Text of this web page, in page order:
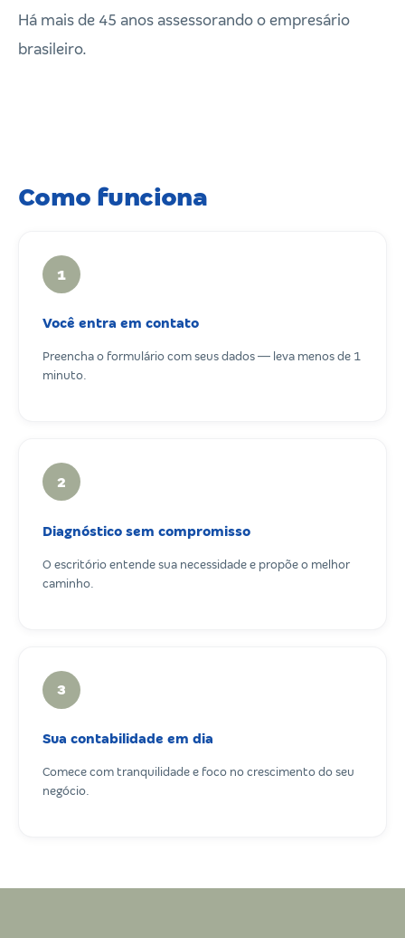
Há mais de 45 anos assessorando o empresário
brasileiro.
Como funciona
1
Você entra em contato
Preencha o formulário com seus dados — leva menos de 1
minuto.
2
Diagnóstico sem compromisso
O escritório entende sua necessidade e propõe o melhor
caminho.
3
Sua contabilidade em dia
Comece com tranquilidade e foco no crescimento do seu
negócio.